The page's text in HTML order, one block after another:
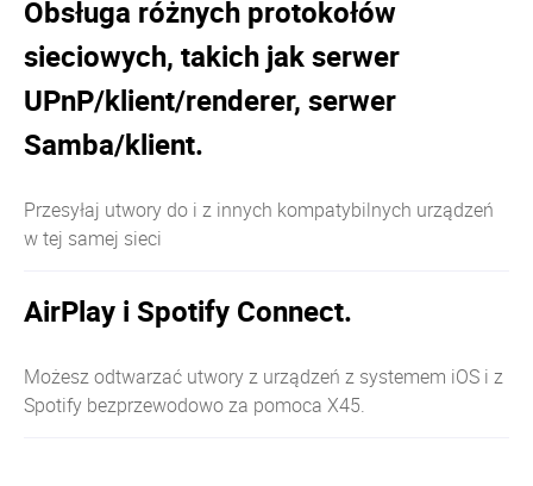
Obsługa różnych protokołów
sieciowych, takich jak serwer
UPnP/klient/renderer, serwer
Samba/klient.
Przesyłaj utwory do i z innych kompatybilnych urządzeń
w tej samej sieci
AirPlay i Spotify Connect.
Możesz odtwarzać utwory z urządzeń z systemem iOS i z
Spotify bezprzewodowo za pomoca X45.